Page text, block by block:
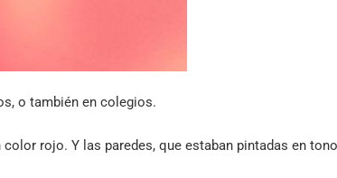
o también en colegios.
color rojo. Y las paredes, que estaban pintadas en